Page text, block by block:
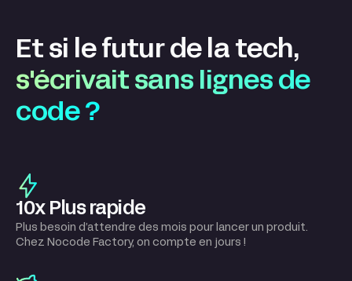
Et si le futur de la tech,
s'écrivait sans lignes de
code ?
10x Plus rapide
Plus besoin d’attendre des mois pour lancer un produit.
Chez Nocode Factory, on compte en jours !